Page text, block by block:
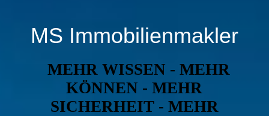
MS Immobilienmakler
MEHR WISSEN - MEHR
KÖNNEN - MEHR
SICHERHEIT - MEHR